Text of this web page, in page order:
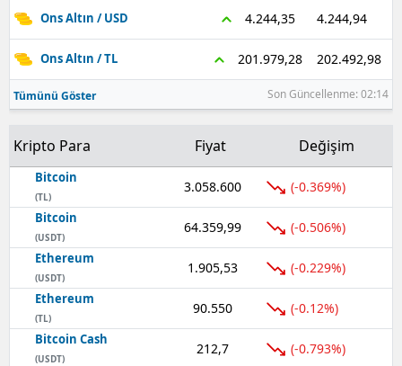
Ons Altın / USD 4.244,35 4.244,94
Ons Altın / TL 201.979,28 202.492,98
Tümünü Göster Son Güncellenme: 02:14
Kripto Para Fiyat Değişim
Bitcoin
(TL)
3.058.600 (-0.369%)
Bitcoin
(USDT)
64.359,99 (-0.506%)
Ethereum
(USDT)
1.905,53 (-0.229%)
Ethereum
(TL)
90.550 (-0.12%)
Bitcoin Cash
(USDT)
212,7 (-0.793%)